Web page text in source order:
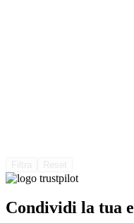
Condividi la tua